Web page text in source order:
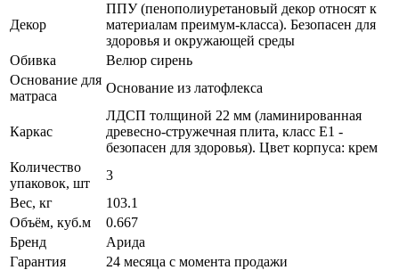
Декор
ППУ (пенополиуретановый декор относят к
материалам преимум-класса). Безопасен для
здоровья и окружающей среды
Обивка
Велюр сирень
Основание для
матраса
Основание из латофлекса
Каркас
ЛДСП толщиной 22 мм (ламинированная
древесно-стружечная плита, класс E1 -
безопасен для здоровья). Цвет корпуса: крем
Количество
упаковок, шт
3
Вес, кг
103.1
Объём, куб.м
0.667
Бренд
Арида
Гарантия
24 месяца с момента продажи